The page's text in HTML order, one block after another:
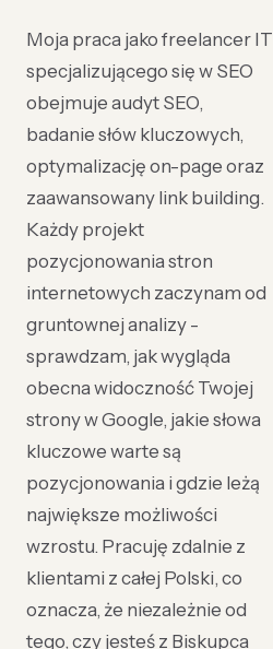
Moja praca jako freelancer IT
specjalizującego się w SEO
obejmuje audyt SEO,
badanie słów kluczowych,
optymalizację on-page oraz
zaawansowany link building.
Każdy projekt
pozycjonowania stron
internetowych zaczynam od
gruntownej analizy -
sprawdzam, jak wygląda
obecna widoczność Twojej
strony w Google, jakie słowa
kluczowe warte są
pozycjonowania i gdzie leżą
największe możliwości
wzrostu. Pracuję zdalnie z
klientami z całej Polski, co
oznacza, że niezależnie od
tego, czy jesteś z Biskupca